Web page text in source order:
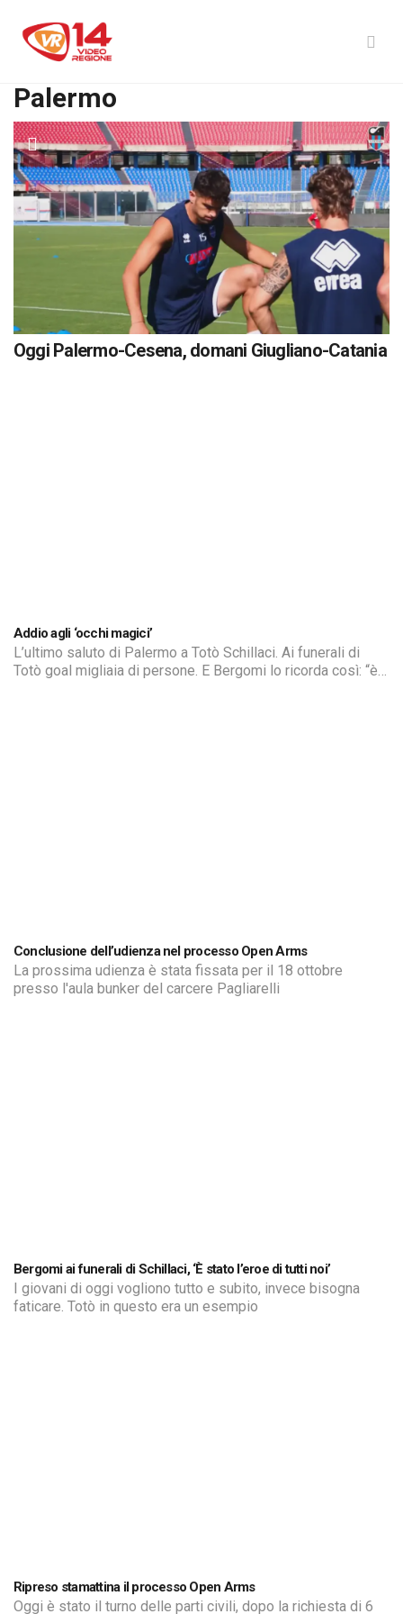
Palermo
Oggi Palermo-Cesena, domani Giugliano-Catania
Addio agli ‘occhi magici’
L’ultimo saluto di Palermo a Totò Schillaci. Ai funerali di
Totò goal migliaia di persone. E Bergomi lo ricorda così: “è
Conclusione dell’udienza nel processo Open Arms
La prossima udienza è stata fissata per il 18 ottobre
presso l'aula bunker del carcere Pagliarelli
Bergomi ai funerali di Schillaci, ‘È stato l’eroe di tutti noi’
I giovani di oggi vogliono tutto e subito, invece bisogna
faticare. Totò in questo era un esempio
Ripreso stamattina il processo Open Arms
Oggi è stato il turno delle parti civili, dopo la richiesta di 6